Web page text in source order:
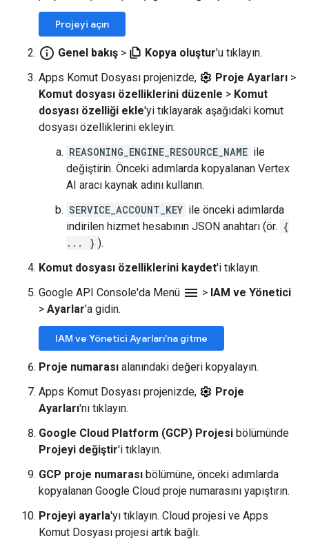
Projeyi açın
info_outline Genel bakış > Kopya oluştur'u tıklayın.
Apps Komut Dosyası projenizde,
Proje Ayarları >
Komut dosyası özelliklerini düzenle > Komut
dosyası özelliği ekle'yi tıklayarak aşağıdaki komut
dosyası özelliklerini ekleyin:
REASONING_ENGINE_RESOURCE_NAME ile
değiştirin. Önceki adımlarda kopyalanan Vertex
AI aracı kaynak adını kullanın.
SERVICE_ACCOUNT_KEY ile önceki adımlarda
indirilen hizmet hesabının JSON anahtarı (ör. {
... } ).
Komut dosyası özelliklerini kaydet'i tıklayın.
Google API Console'da Menü menu > IAM ve Yönetici
> Ayarlar'a gidin.
IAM ve Yönetici Ayarları'na gitme
Proje numarası alanındaki değeri kopyalayın.
Apps Komut Dosyası projenizde,
Proje
Ayarları'nı tıklayın.
Google Cloud Platform (GCP) Projesi bölümünde
Projeyi değiştir'i tıklayın.
GCP proje numarası bölümüne, önceki adımlarda
kopyalanan Google Cloud proje numarasını yapıştırın.
Projeyi ayarla'yı tıklayın. Cloud projesi ve Apps
Komut Dosyası projesi artık bağlı.